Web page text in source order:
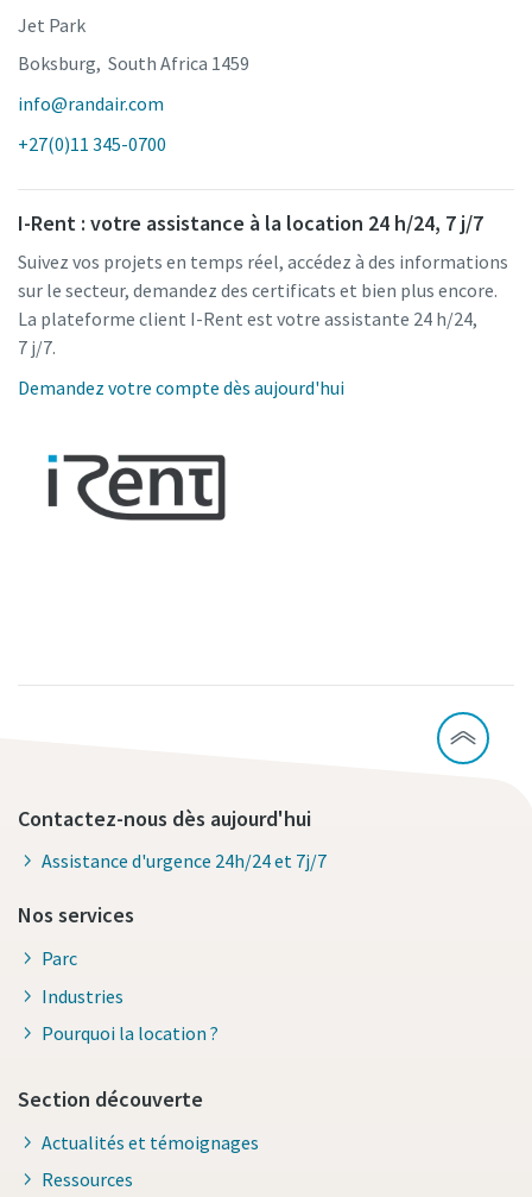
Jet Park
Boksburg, South Africa 1459
info@randair.com
+27(0)11 345-0700
I-Rent : votre assistance à la location 24 h/24, 7 j/7
Suivez vos projets en temps réel, accédez à des informations
sur le secteur, demandez des certificats et bien plus encore.
La plateforme client I-Rent est votre assistante 24 h/24,
7 j/7.
Demandez votre compte dès aujourd'hui
Contactez-nous dès aujourd'hui
Assistance d'urgence 24h/24 et 7j/7
Nos services
Parc
Industries
Pourquoi la location ?
Section découverte
Actualités et témoignages
Ressources